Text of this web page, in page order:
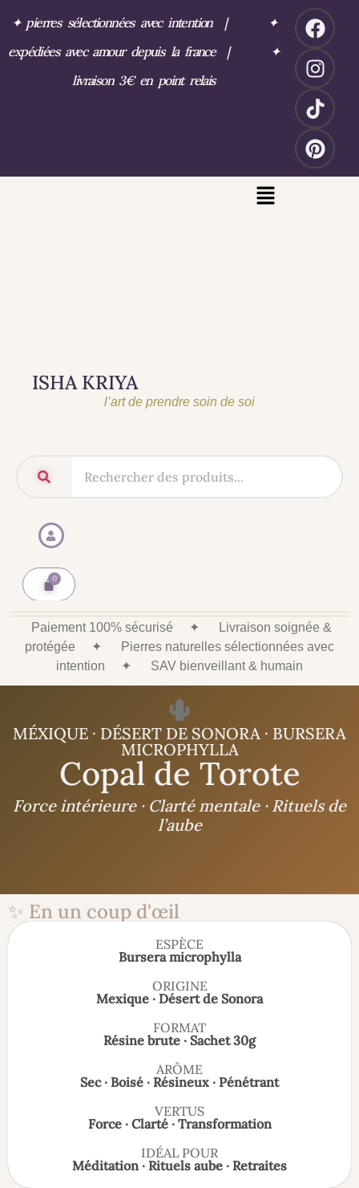
✦ pierres sélectionnées avec intention |
✦
expédiées avec amour depuis la france |
✦
livraison 3€ en point relais
ISHA KRIYA
l’art de prendre soin de soi
Paiement 100% sécurisé ✦
Livraison soignée &
protégée
✦
Pierres naturelles sélectionnées avec
intention
✦ SAV bienveillant & humain
🌵
MÉXIQUE · DÉSERT DE SONORA · BURSERA
MICROPHYLLA
Copal de Torote
Force intérieure · Clarté mentale · Rituels de
l’aube
✨ En un coup d'œil
ESPÈCE
Bursera microphylla
ORIGINE
Mexique · Désert de Sonora
FORMAT
Résine brute · Sachet 30g
ARÔME
Sec · Boisé · Résineux · Pénétrant
VERTUS
Force · Clarté · Transformation
IDÉAL POUR
Méditation · Rituels aube · Retraites